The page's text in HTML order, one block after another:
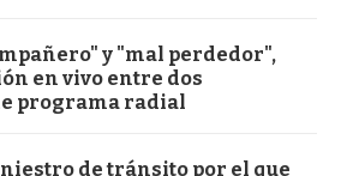
y "mal perdedor",
en vivo entre dos
programa radial
de tránsito por el que